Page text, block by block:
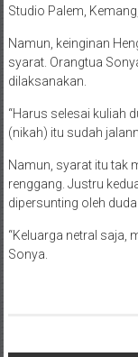
Studio Palem,
Namun, keinginan
syarat. Orangtua
dilaksanakan.
“Harus selesai kuliah
(nikah) itu sudah
Namun, syarat itu tak
renggang. Justru
dipersunting oleh duda
“Keluarga netral saja,
Sonya.